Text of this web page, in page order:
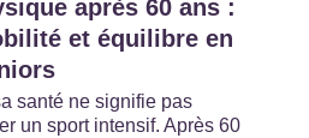
après 60 ans :
et équilibre en
santé ne signifie pas
un sport intensif. Après 60